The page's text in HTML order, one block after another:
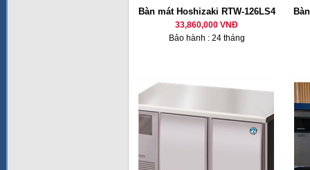
Bàn mát Hoshizaki RTW-126LS4
33,860,000 VNĐ
Bảo hành : 24 tháng